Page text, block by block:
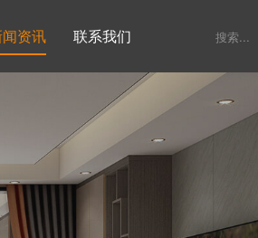
鞋柜系列
资讯 联系我们